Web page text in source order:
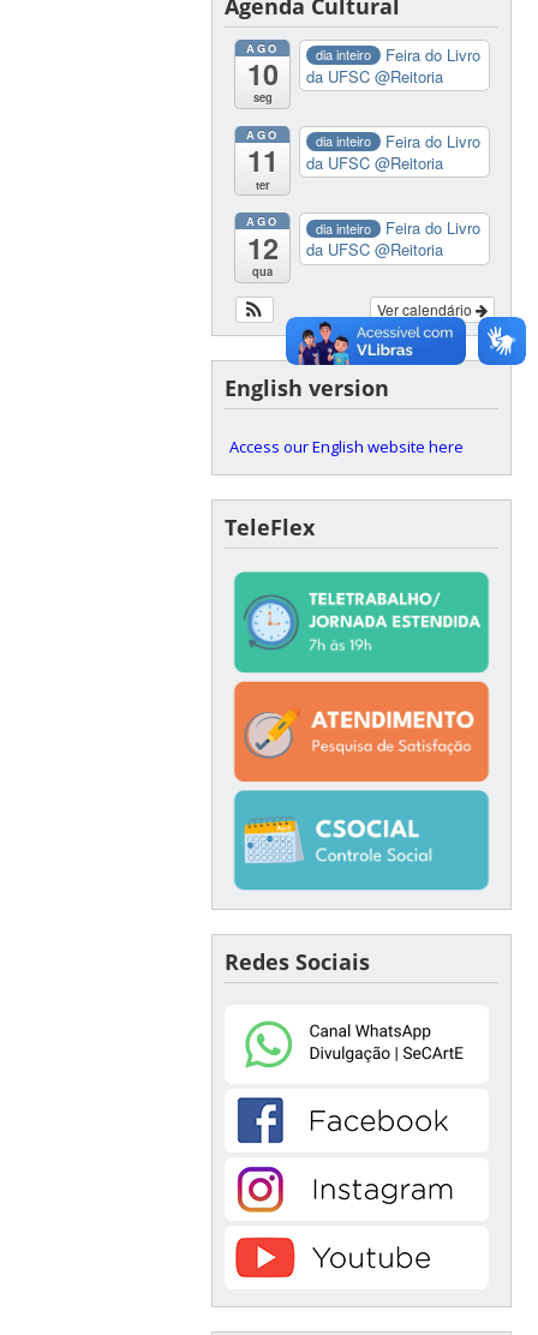
AGO
10
seg
dia inteiro
Feira do Livro
da UFSC@Reitoria
AGO
11
ter
dia inteiro
Feira do Livro
da UFSC@Reitoria
AGO
12
qua
dia inteiro
Feira do Livro
da UFSC@Reitoria
Ver calendário
English version
Access our English website here
TeleFlex
Redes Sociais